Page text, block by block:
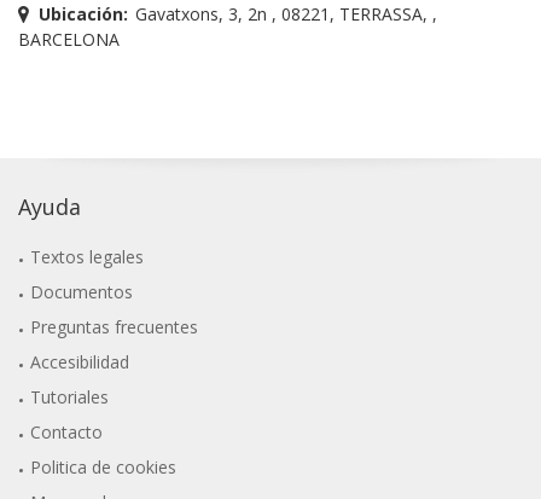
Ubicación: Gavatxons, 3, 2n , 08221, TERRASSA, ,
BARCELONA
Ayuda
Textos legales
Documentos
Preguntas frecuentes
Accesibilidad
Tutoriales
Contacto
Politica de cookies